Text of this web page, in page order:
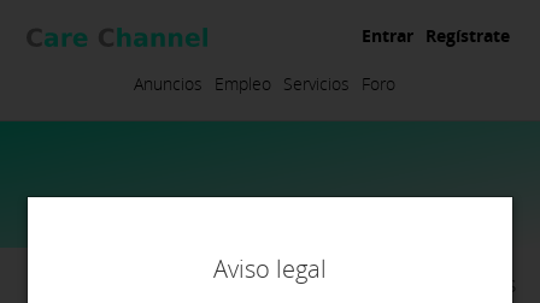
Anuncios Empleo Servicios Foro
Entrar Regístrate
Alejandro Campos
Aviso legal